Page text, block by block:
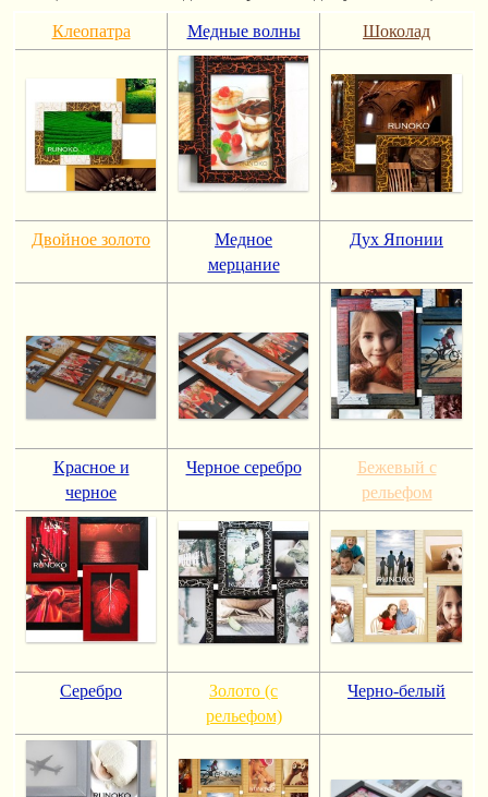
Клеопатра Медные волны Шоколад
Двойное золото
Медное
мерцание
Дух Японии
Красное и
черное
Черное серебро
Бежевый с
рельефом
Серебро
Золото (с
рельефом)
Черно-белый